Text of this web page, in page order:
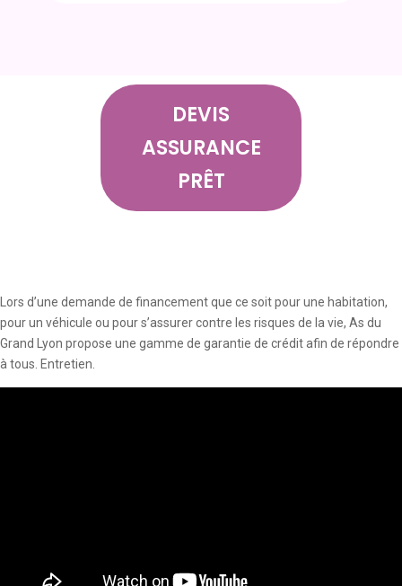
DEVIS
ASSURANCE
PRÊT
Lors d’une demande de financement que ce soit pour une habitation,
pour un véhicule ou pour s’assurer contre les risques de la vie, As du
Grand Lyon propose une gamme de garantie de crédit afin de répondre
à tous. Entretien.